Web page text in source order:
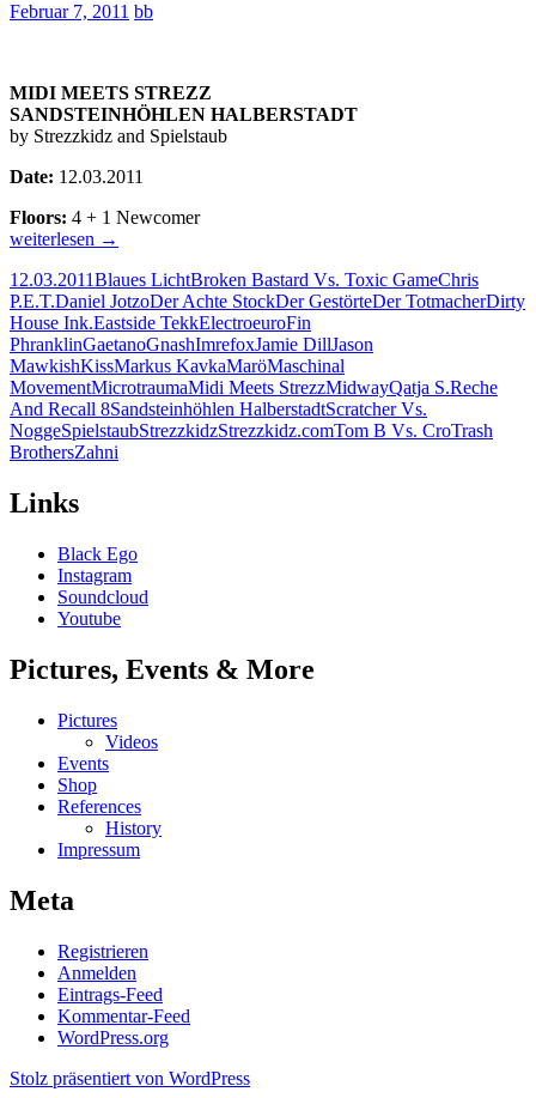
Februar 7, 2011 bb
MIDI MEETS STREZZ
SANDSTEINHÖHLEN HALBERSTADT
by Strezzkidz and Spielstaub
Date: 12.03.2011
Floors: 4 + 1 Newcomer
12.03.11
Midi
Meets
Strezz
/
Eastside
Tekk
Sandsteinhöhlen
Halberstadt
weiterlesen →
12.03.2011Blaues LichtBroken Bastard Vs. Toxic GameChris
P.E.T.Daniel JotzoDer Achte StockDer GestörteDer TotmacherDirty
House Ink.Eastside TekkElectroeuroFin
PhranklinGaetanoGnashImrefoxJamie DillJason
MawkishKissMarkus KavkaMaröMaschinal
MovementMicrotraumaMidi Meets StrezzMidwayQatja S.Reche
And Recall 8Sandsteinhöhlen HalberstadtScratcher Vs.
NoggeSpielstaubStrezzkidzStrezzkidz.comTom B Vs. CroTrash
BrothersZahni
Links
Black Ego
Instagram
Soundcloud
Youtube
Pictures, Events & More
Pictures
Videos
Events
Shop
References
History
Impressum
Meta
Registrieren
Anmelden
Eintrags-Feed
Kommentar-Feed
WordPress.org
Stolz präsentiert von WordPress